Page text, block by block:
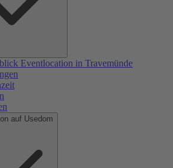
Eventlocation in Travemünde
auf Usedom